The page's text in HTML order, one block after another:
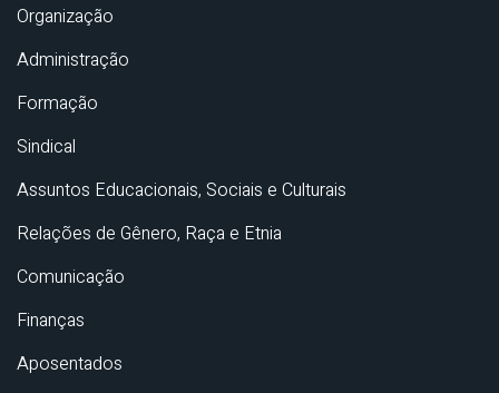
Organização
Administração
Formação
Sindical
Assuntos Educacionais, Sociais e Culturais
Relações de Gênero, Raça e Etnia
Comunicação
Finanças
Aposentados